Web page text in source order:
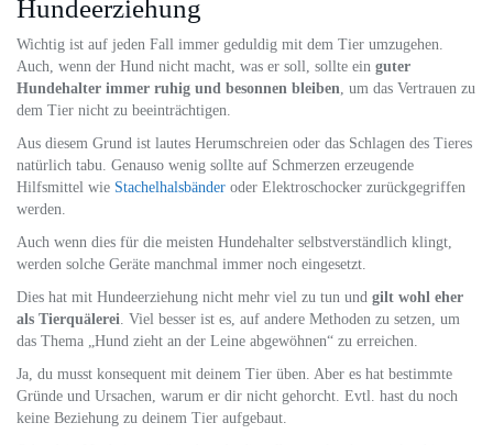
Hundeerziehung
Wichtig ist auf jeden Fall immer geduldig mit dem Tier umzugehen.
Auch, wenn der Hund nicht macht, was er soll, sollte ein guter
Hundehalter immer ruhig und besonnen bleiben, um das Vertrauen zu
dem Tier nicht zu beeinträchtigen.
Aus diesem Grund ist lautes Herumschreien oder das Schlagen des Tieres
natürlich tabu. Genauso wenig sollte auf Schmerzen erzeugende
Hilfsmittel wie Stachelhalsbänder oder Elektroschocker zurückgegriffen
werden.
Auch wenn dies für die meisten Hundehalter selbstverständlich klingt,
werden solche Geräte manchmal immer noch eingesetzt.
Dies hat mit Hundeerziehung nicht mehr viel zu tun und gilt wohl eher
als Tierquälerei. Viel besser ist es, auf andere Methoden zu setzen, um
das Thema „Hund zieht an der Leine abgewöhnen“ zu erreichen.
Ja, du musst konsequent mit deinem Tier üben. Aber es hat bestimmte
Gründe und Ursachen, warum er dir nicht gehorcht. Evtl. hast du noch
keine Beziehung zu deinem Tier aufgebaut.